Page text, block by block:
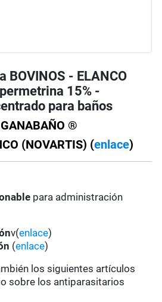
BOVINOS - ELANCO
15% -
para baños
®
(NOVARTIS) (enlace)
para administración
v(enlace)
(enlace)
los siguientes artículos
sobre los antiparasitarios